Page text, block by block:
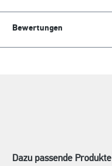
Bewertungen
Dazu passende Produkte